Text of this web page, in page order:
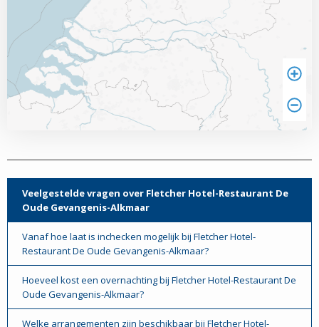
Veelgestelde vragen over Fletcher Hotel-Restaurant De
Oude Gevangenis-Alkmaar
Vanaf hoe laat is inchecken mogelijk bij Fletcher Hotel-
Restaurant De Oude Gevangenis-Alkmaar?
Hoeveel kost een overnachting bij Fletcher Hotel-Restaurant De
Oude Gevangenis-Alkmaar?
Welke arrangementen zijn beschikbaar bij Fletcher Hotel-